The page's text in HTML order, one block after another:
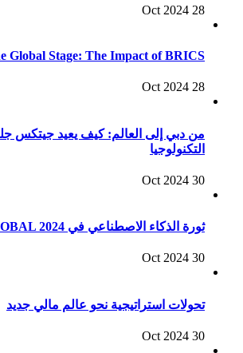
28 Oct 2024
Global Stage: The Impact of BRICS
28 Oct 2024
من دبي إلى العالم: كيف يعيد جيتكس
التكنولوجيا
30 Oct 2024
ثورة الذكاء الاصطناعي في GITEX GLOBAL 2024
30 Oct 2024
تحولات استراتيجية نحو عالم مالي جديد
30 Oct 2024